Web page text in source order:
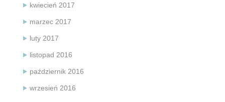
kwiecień 2017
marzec 2017
luty 2017
listopad 2016
październik 2016
wrzesień 2016